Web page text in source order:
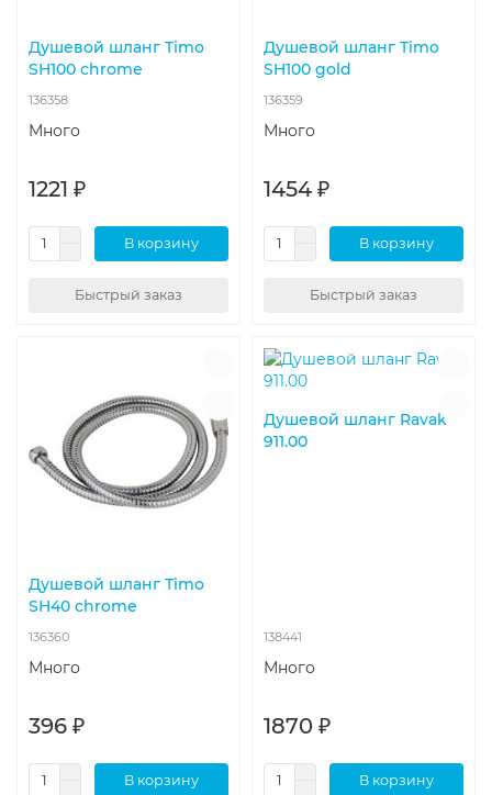
Душевой шланг Timo
SH100 chrome
136358
Много
1221 ₽
В корзину
Быстрый заказ
Душевой шланг Timo
SH100 gold
136359
Много
1454 ₽
В корзину
Быстрый заказ
Душевой шланг Timo
SH40 chrome
136360
Много
396 ₽
В корзину
Душевой шланг Ravak
911.00
138441
Много
1870 ₽
В корзину